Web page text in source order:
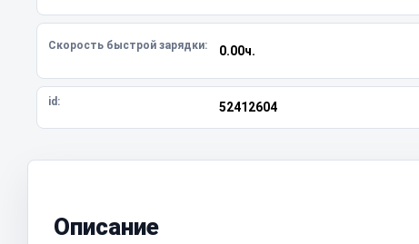
Скорость быстрой зарядки: 0.00ч.
id: 52412604
Описание